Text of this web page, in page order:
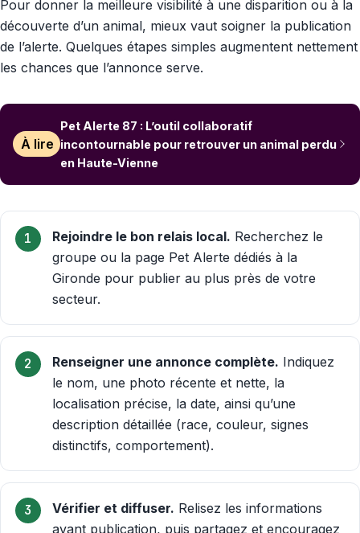
Pour donner la meilleure visibilité à une disparition ou à la
découverte d’un animal, mieux vaut soigner la publication
de l’alerte. Quelques étapes simples augmentent nettement
les chances que l’annonce serve.
À lire
Pet Alerte 87 : L’outil collaboratif
incontournable pour retrouver un animal perdu
en Haute-Vienne
Rejoindre le bon relais local. Recherchez le
groupe ou la page Pet Alerte dédiés à la
Gironde pour publier au plus près de votre
secteur.
Renseigner une annonce complète. Indiquez
le nom, une photo récente et nette, la
localisation précise, la date, ainsi qu’une
description détaillée (race, couleur, signes
distinctifs, comportement).
Vérifier et diffuser. Relisez les informations
avant publication, puis partagez et encouragez